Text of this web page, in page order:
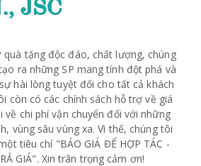
quà tặng độc đáo, chất lượng, chúng
ra những SP mang tính đột phá và
hài lòng tuyệt đối cho tất cả khách
còn có các chính sách hỗ trợ về giá
chi phí vận chuyển đối với những
vùng sâu vùng xa. Vì thế, chúng tôi
tiêu chí "BÁO GIÁ ĐỂ HỢP TÁC -
GIÁ". Xin trân trọng cảm ơn!